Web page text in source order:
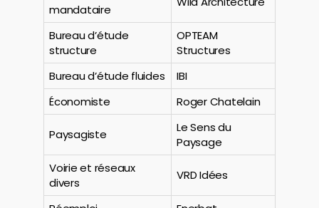
mandataire
Bureau d’étude
structure
OPTEAM
Structures
Bureau d’étude fluides
IBI
Économiste
Roger Chatelain
Paysagiste
Le Sens du
Paysage
Voirie et réseaux
divers
VRD Idées